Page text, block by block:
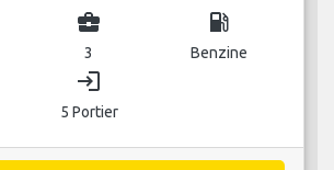
business_center
3
local_gas_station
Benzine
login
5 Portier